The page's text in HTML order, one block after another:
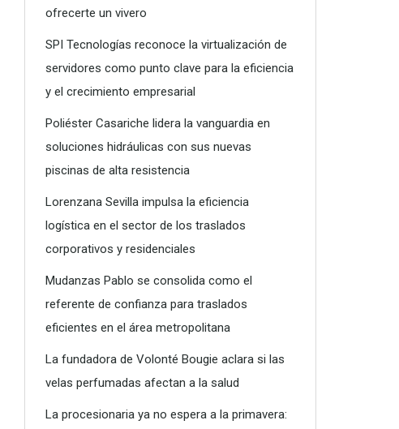
ofrecerte un vivero
SPI Tecnologías reconoce la virtualización de
servidores como punto clave para la eficiencia
y el crecimiento empresarial
Poliéster Casariche lidera la vanguardia en
soluciones hidráulicas con sus nuevas
piscinas de alta resistencia
Lorenzana Sevilla impulsa la eficiencia
logística en el sector de los traslados
corporativos y residenciales
Mudanzas Pablo se consolida como el
referente de confianza para traslados
eficientes en el área metropolitana
La fundadora de Volonté Bougie aclara si las
velas perfumadas afectan a la salud
La procesionaria ya no espera a la primavera: